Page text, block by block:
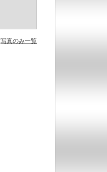
写真のみ一覧